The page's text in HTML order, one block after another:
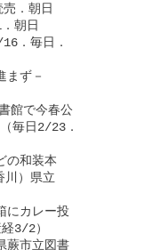
．朝日
朝日
．毎日．
まず－
館で今春公
毎日2/23．
の和装本
川）県立
にカレー投
3/2）
蕨市立図書